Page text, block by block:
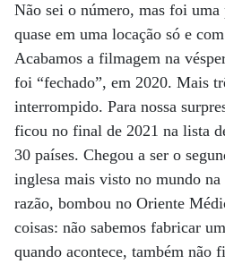
Não sei o número, mas foi uma
quase em uma locação só e
Acabamos a filmagem na
foi “fechado”, em 2020. Mais
interrompido. Para nossa
ficou no final de 2021 na lista
30 países. Chegou a ser o
inglesa mais visto no mundo
razão, bombou no Oriente
coisas: não sabemos fabricar
quando acontece, também não